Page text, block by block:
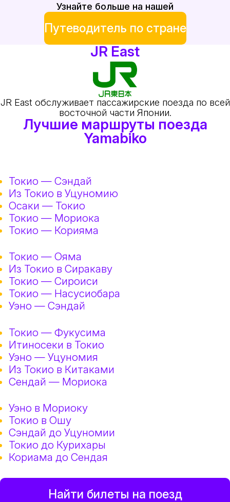
Узнайте больше на нашей
Путеводитель по стране
JR East
JR East обслуживает пассажирские поезда по всей
восточной части Японии.
Лучшие маршруты поезда
Yamabiko
Токио — Сэндай
Из Токио в Уцуномию
Осаки — Токио
Токио — Мориока
Токио — Корияма
Токио — Ояма
Из Токио в Сиракаву
Токио — Сироиси
Токио — Насусиобара
Уэно — Сэндай
Токио — Фукусима
Итиносеки в Токио
Уэно — Уцуномия
Из Токио в Китаками
Сендай — Мориока
Уэно в Мориоку
Токио в Ошу
Сэндай до Уцуномии
Токио до Курихары
Кориама до Сендая
Найти билеты на поезд